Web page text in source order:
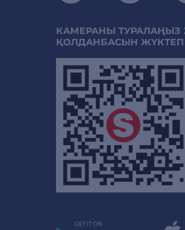
КАМЕРАНЫ ТУРАЛАҢЫЗ
ҚОЛДАНБАСЫН